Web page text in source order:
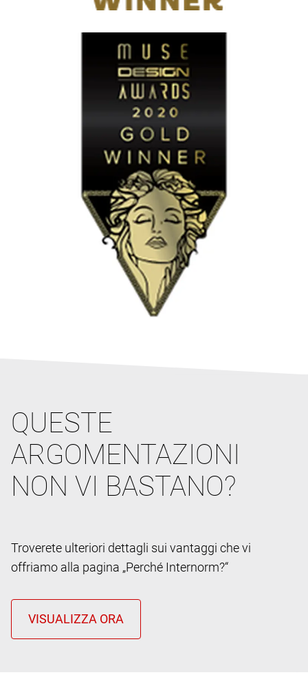
QUESTE
ARGOMENTAZIONI
NON VI BASTANO?
Troverete ulteriori dettagli sui vantaggi che vi
offriamo alla pagina „Perché Internorm?“